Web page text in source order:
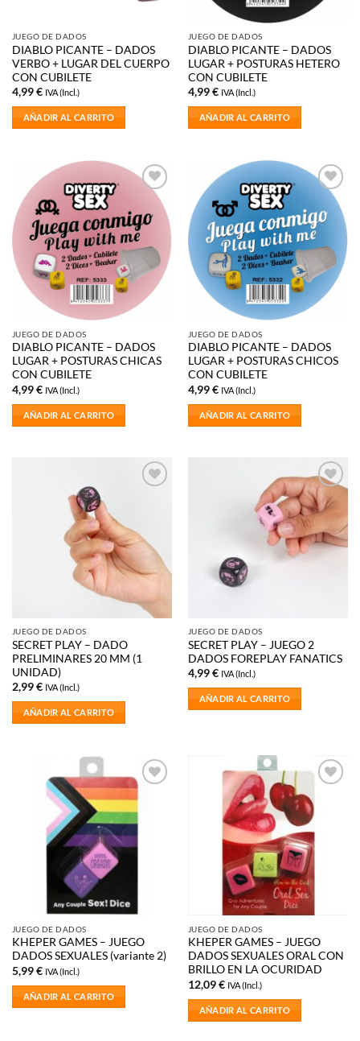
JUEGO DE DADOS
DIABLO PICANTE – DADOS
VERBO + LUGAR DEL CUERPO
CON CUBILETE
4,99€ IVA (Incl.)
AÑADIR AL CARRITO
JUEGO DE DADOS
DIABLO PICANTE – DADOS
LUGAR + POSTURAS HETERO
CON CUBILETE
4,99€ IVA (Incl.)
AÑADIR AL CARRITO
Añadir
a la
lista de
deseos
JUEGO DE DADOS
DIABLO PICANTE – DADOS
LUGAR + POSTURAS CHICAS
CON CUBILETE
4,99€ IVA (Incl.)
AÑADIR AL CARRITO
Añadir
a la
lista de
deseos
JUEGO DE DADOS
DIABLO PICANTE – DADOS
LUGAR + POSTURAS CHICOS
CON CUBILETE
4,99€ IVA (Incl.)
AÑADIR AL CARRITO
deseos
JUEGO DE DADOS
SECRET PLAY – DADO
PRELIMINARES 20 MM (1
UNIDAD)
2,99€ IVA (Incl.)
AÑADIR AL CARRITO
Añadir
a la
lista de
deseos
JUEGO DE DADOS
SECRET PLAY – JUEGO 2
DADOS FOREPLAY FANATICS
4,99€ IVA (Incl.)
AÑADIR AL CARRITO
JUEGO DE DADOS
KHEPER GAMES – JUEGO
DADOS SEXUALES (variante 2)
5,99€ IVA (Incl.)
AÑADIR AL CARRITO
lista de
deseos
JUEGO DE DADOS
KHEPER GAMES – JUEGO
DADOS SEXUALES ORAL CON
BRILLO EN LA OCURIDAD
12,09€ IVA (Incl.)
AÑADIR AL CARRITO